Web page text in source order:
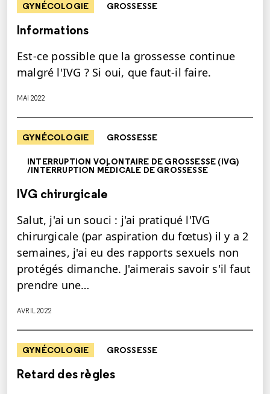
GYNÉCOLOGIE GROSSESSE
Informations
Est-ce possible que la grossesse continue
malgré l'IVG ? Si oui, que faut-il faire.
MAI 2022
GYNÉCOLOGIE GROSSESSE
INTERRUPTION VOLONTAIRE DE GROSSESSE (IVG)
/INTERRUPTION MÉDICALE DE GROSSESSE
IVG chirurgicale
Salut, j'ai un souci : j'ai pratiqué l'IVG
chirurgicale (par aspiration du fœtus) il y a 2
semaines, j'ai eu des rapports sexuels non
protégés dimanche. J'aimerais savoir s'il faut
prendre une…
AVRIL 2022
GYNÉCOLOGIE GROSSESSE
Retard des règles